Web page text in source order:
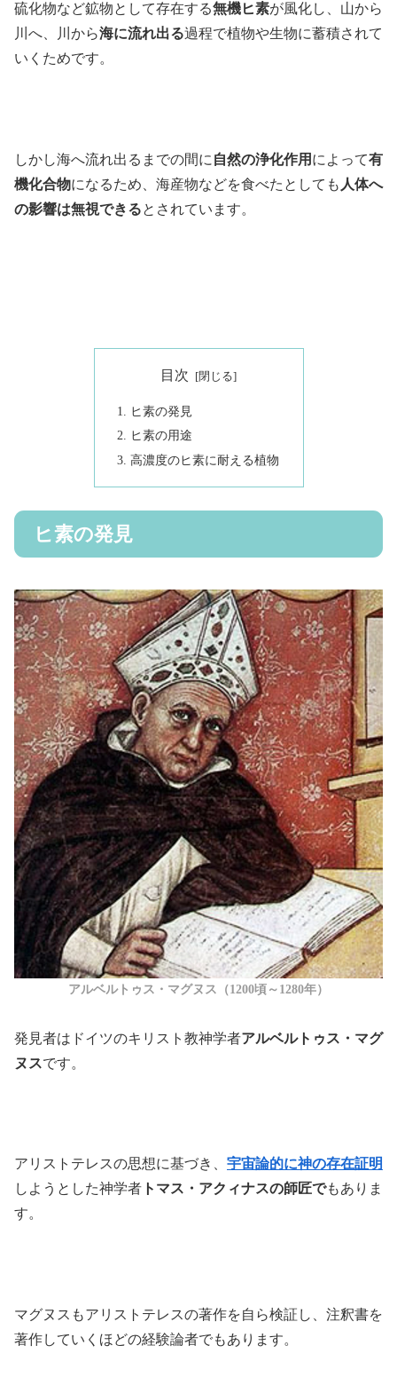
硫化物など鉱物として存在する無機ヒ素が風化し、山から
川へ、川から海に流れ出る過程で植物や生物に蓄積されて
いくためです。
しかし海へ流れ出るまでの間に 自然の浄化作用 によって有
機化合物になるため、海産物などを食べたとしても 人体へ
の影響は無視できるとされています。
目次
ヒ素の発見
ヒ素の用途
高濃度のヒ素に耐える植物
ヒ素の発見
アルベルトゥス・マグヌス（1200頃～1280年）
発見者はドイツのキリスト教神学者アルベルトゥス・マグ
ヌスです。
アリストテレスの思想に基づき、 宇宙論的に神の存在証明
しようとした神学者 トマス・アクィナスの師匠でもありま
す。
マグヌスもアリストテレスの著作を自ら検証し、注釈書を
著作していくほどの経験論者でもあります。